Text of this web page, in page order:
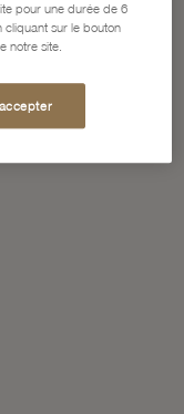
pour une durée de 6
cliquant sur le bouton
notre site.